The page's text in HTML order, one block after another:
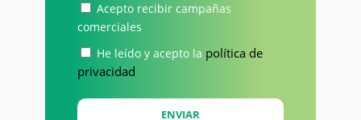
Acepto recibir campañas
comerciales
He leído y acepto la política de
privacidad